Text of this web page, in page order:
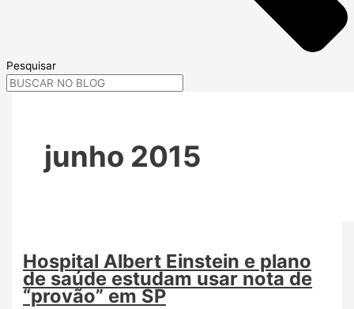
Pesquisar
junho 2015
Hospital Albert Einstein e plano
de saúde estudam usar nota de
“provão” em SP